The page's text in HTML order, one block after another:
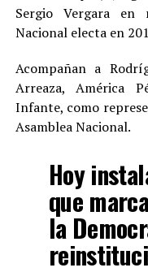
Sergio Vergara en
Nacional electa en
Acompañan a
Arreaza, América
Infante, como
Asamblea Nacional.
Hoy
que
la